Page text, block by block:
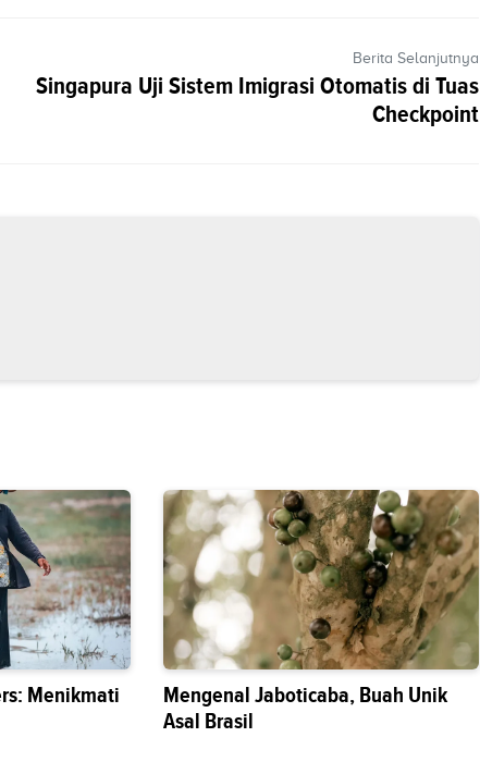
Berita Selanjutnya
Singapura Uji Sistem Imigrasi Otomatis di Tuas
Checkpoint
Menikmati
Mengenal Jaboticaba, Buah Unik
Asal Brasil